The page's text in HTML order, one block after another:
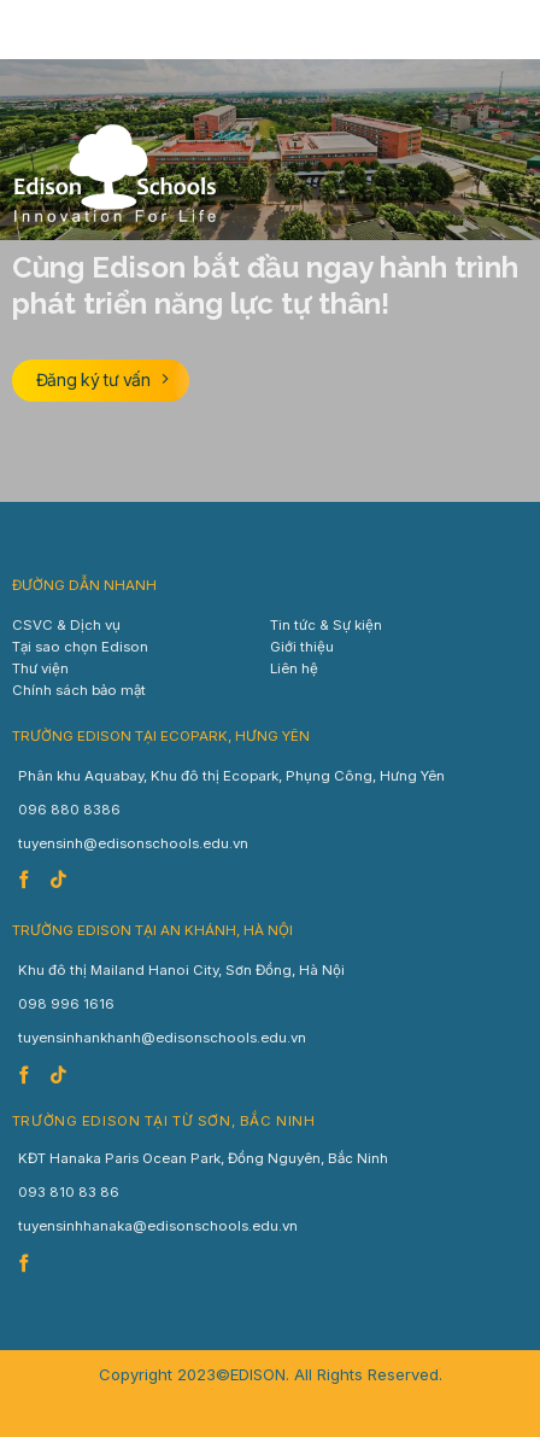
Cùng Edison bắt đầu ngay hành trình
phát triển năng lực tự thân!
Đăng ký tư vấn
ĐƯỜNG DẪN NHANH
CSVC & Dịch vụ
Tin tức & Sự kiện
Tại sao chọn Edison
Giới thiệu
Thư viện
Liên hệ
Chính sách bảo mật
TRƯỜNG EDISON TẠI ECOPARK, HƯNG YÊN
Phân khu Aquabay, Khu đô thị Ecopark, Phụng Công, Hưng Yên
096 880 8386
tuyensinh@edisonschools.edu.vn
TRƯỜNG EDISON TẠI AN KHÁNH, HÀ NỘI
Khu đô thị Mailand Hanoi City, Sơn Đồng, Hà Nội
098 996 1616
tuyensinhankhanh@edisonschools.edu.vn
TRƯỜNG EDISON TẠI TỪ SƠN, BẮC NINH
KĐT Hanaka Paris Ocean Park, Đồng Nguyên, Bắc Ninh
093 810 83 86
tuyensinhhanaka@edisonschools.edu.vn
Copyright 2023©EDISON. All Rights Reserved.